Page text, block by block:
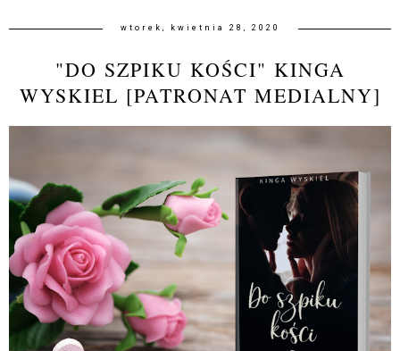
wtorek, kwietnia 28, 2020
"DO SZPIKU KOŚCI" KINGA
WYSKIEL [PATRONAT MEDIALNY]